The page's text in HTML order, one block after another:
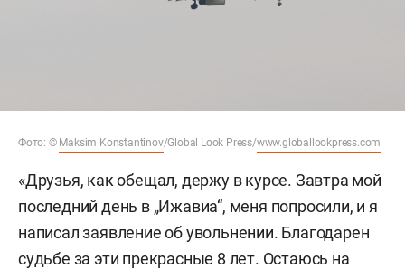
Фото: © Maksim Konstantinov/Global Look Press/www.globallookpress.com
«Друзья, как обещал, держу в курсе. Завтра мой
последний день в „Ижавиа“, меня попросили, и я
написал заявление об увольнении. Благодарен
судьбе за эти прекрасные 8 лет. Остаюсь на